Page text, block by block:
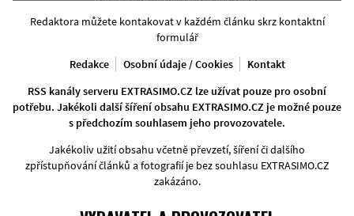
Redaktora můžete kontakovat v každém článku skrz kontaktní
formulář
Redakce
Osobní údaje / Cookies
Kontakt
RSS kanály serveru EXTRASIMO.CZ lze užívat pouze pro osobní
potřebu. Jakékoli další šíření obsahu EXTRASIMO.CZ je možné pouze
s předchozím souhlasem jeho provozovatele.
Jakékoliv užití obsahu včetně převzetí, šíření či dalšího
zpřístupňování článků a fotografií je bez souhlasu EXTRASIMO.CZ
zakázáno.